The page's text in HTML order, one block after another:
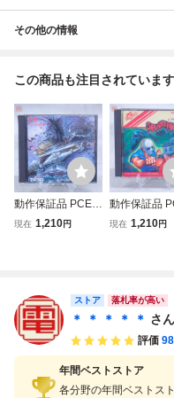
その他の情報
この商品も注目されています
動作保証品 PCE P
Cエンジン Huカー
現在 1,210円
動作保証品
Cエンジン Hu
現在 1,210円
ストア 落札率が高い
＊ ＊ ＊ ＊ ＊ さん
評価
年間ベストストア
各分野の年間ベストス